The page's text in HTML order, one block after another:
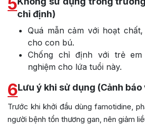
chỉ định)
Quá mẫn cảm với hoạt
cho con bú.
Chống chỉ định với trẻ
nghiệm cho lứa tuổi này.
6Lưu ý khi sử dụng (Cảnh
Trước khi khởi đầu dùng famotidine,
người bệnh tổn thương gan, nên giảm